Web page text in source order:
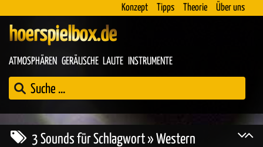
Konzept Tipps Theorie Über uns
hoerspielbox.de
ATMOSPHÄREN GERÄUSCHE LAUTE INSTRUMENTE
3 Sounds für Schlagwort » Western